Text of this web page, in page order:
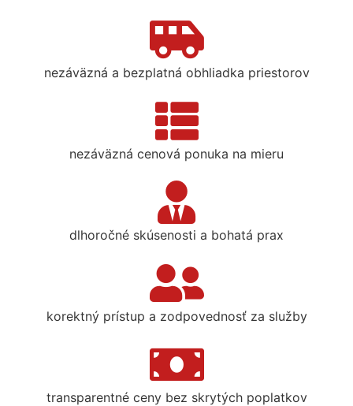
nezáväzná a bezplatná obhliadka priestorov
nezáväzná cenová ponuka na mieru
dlhoročné skúsenosti a bohatá prax
korektný prístup a zodpovednosť za služby
transparentné ceny bez skrytých poplatkov